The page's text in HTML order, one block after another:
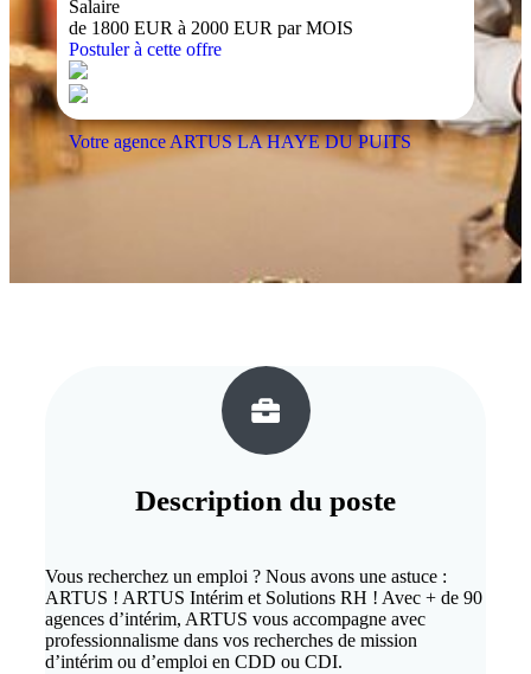
Salaire
de 1800 EUR à 2000 EUR par MOIS
Postuler à cette offre
Votre agence ARTUS LA HAYE DU PUITS
Description du poste
Vous recherchez un emploi ? Nous avons une astuce :
ARTUS ! ARTUS Intérim et Solutions RH ! Avec + de 90
agences d’intérim, ARTUS vous accompagne avec
professionnalisme dans vos recherches de mission
d’intérim ou d’emploi en CDD ou CDI.